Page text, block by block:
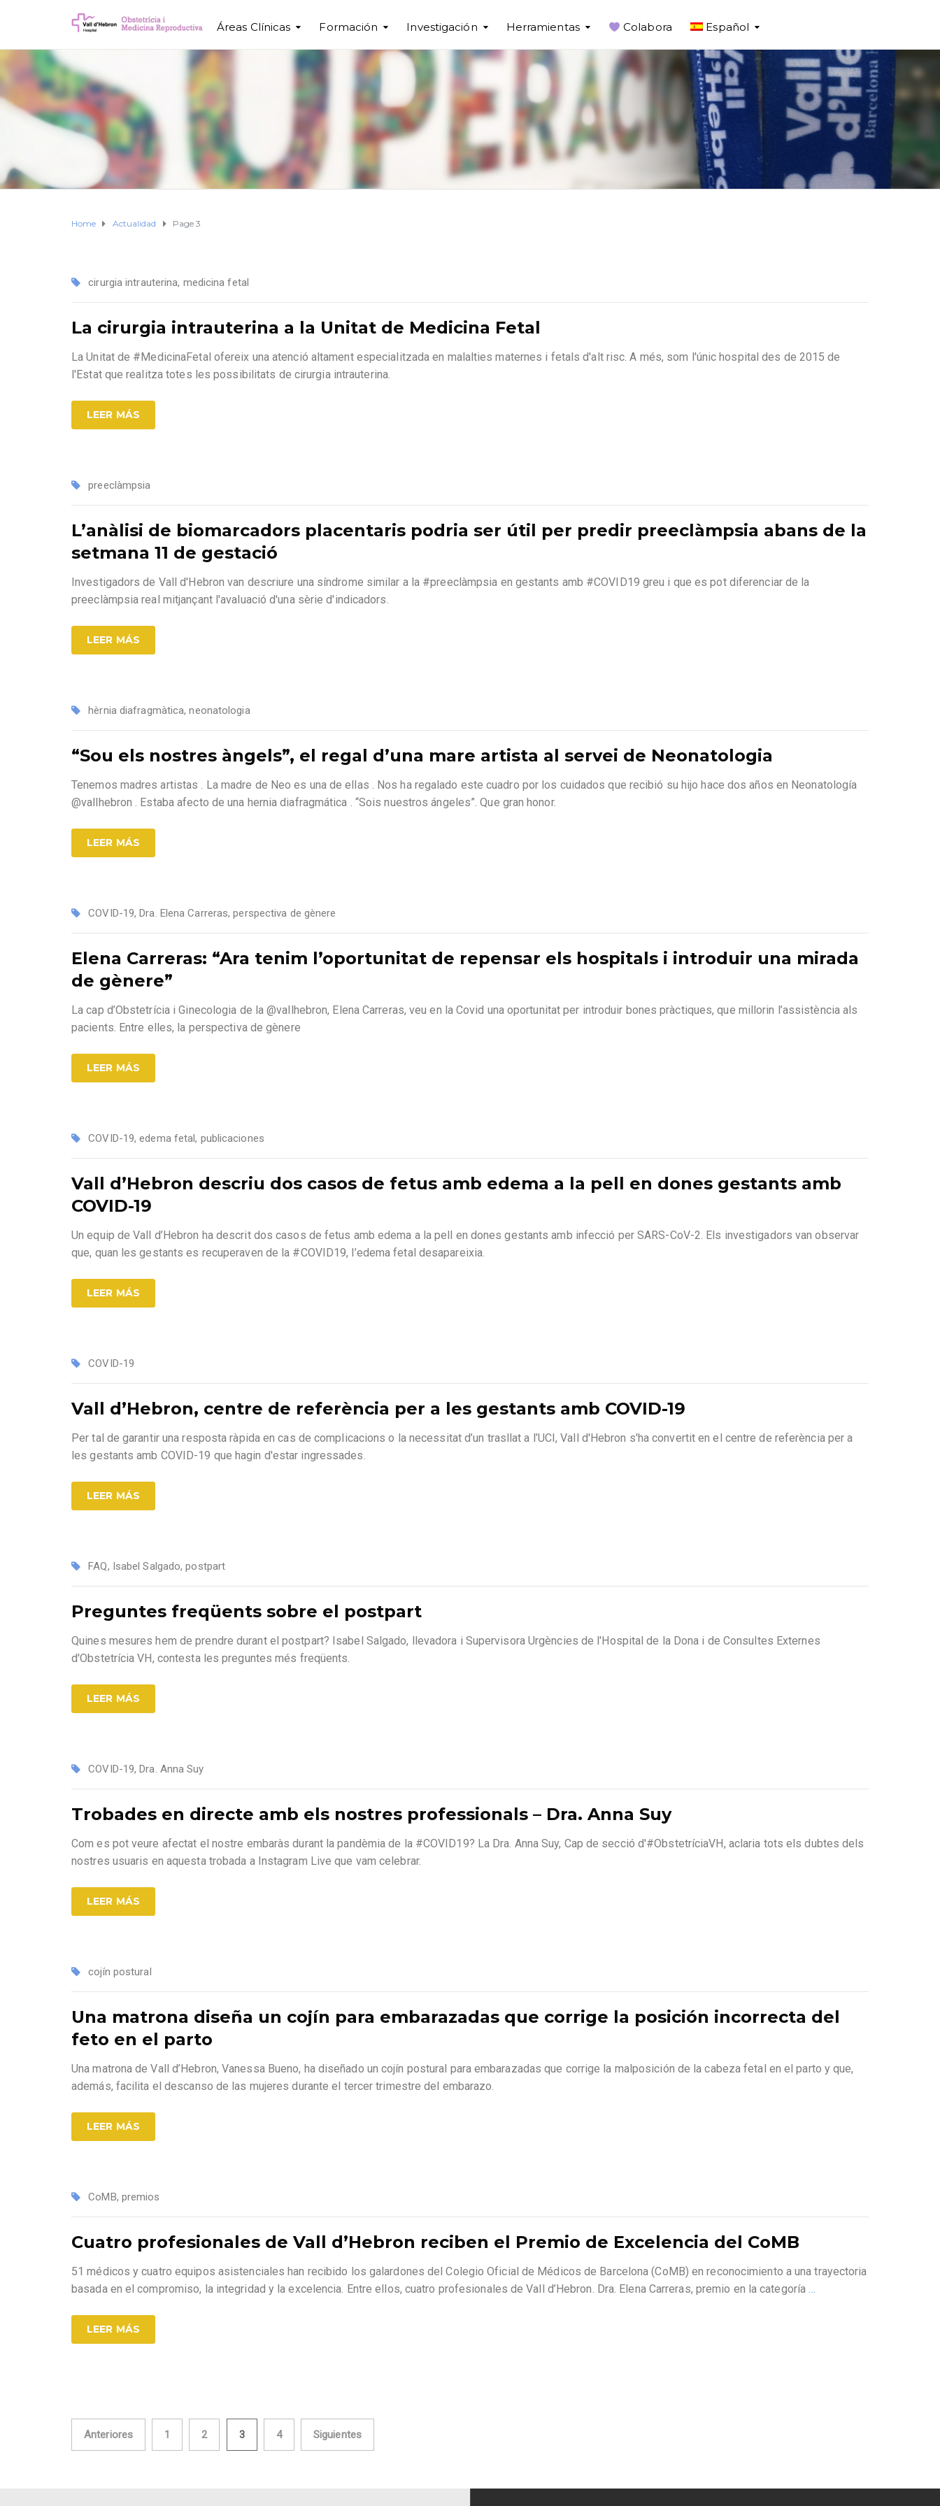
Áreas Clínicas Formación Investigación Herramientas Colabora Español
Home Actualidad Page 3
cirurgia intrauterina, medicina fetal
La cirurgia intrauterina a la Unitat de Medicina Fetal
La Unitat de #MedicinaFetal ofereix una atenció altament especialitzada en malalties maternes i fetals d'alt risc. A més, som l'únic hospital des de 2015 de
l'Estat que realitza totes les possibilitats de cirurgia intrauterina.
LEER MÁS
preeclàmpsia
L’anàlisi de biomarcadors placentaris podria ser útil per predir preeclàmpsia abans de la
setmana 11 de gestació
Investigadors de Vall d'Hebron van descriure una síndrome similar a la #preeclàmpsia en gestants amb #COVID19 greu i que es pot diferenciar de la
preeclàmpsia real mitjançant l'avaluació d'una sèrie d'indicadors.
LEER MÁS
hèrnia diafragmàtica,neonatologia
“Sou els nostres àngels”, el regal d’una mare artista al servei de Neonatologia
Tenemos madres artistas . La madre de Neo es una de ellas . Nos ha regalado este cuadro por los cuidados que recibió su hijo hace dos años en Neonatología
@vallhebron . Estaba afecto de una hernia diafragmática . “Sois nuestros ángeles”. Que gran honor.
LEER MÁS
COVID-19,Dra. Elena Carreras,perspectiva de gènere
Elena Carreras: “Ara tenim l’oportunitat de repensar els hospitals i introduir una mirada
de gènere”
La cap d’Obstetrícia i Ginecologia de la @vallhebron, Elena Carreras, veu en la Covid una oportunitat per introduir bones pràctiques, que millorin l’assistència als
pacients. Entre elles, la perspectiva de gènere
LEER MÁS
COVID-19,edema fetal, publicaciones
Vall d’Hebron descriu dos casos de fetus amb edema a la pell en dones gestants amb
COVID-19
Un equip de Vall d’Hebron ha descrit dos casos de fetus amb edema a la pell en dones gestants amb infecció per SARS-CoV-2. Els investigadors van observar
que, quan les gestants es recuperaven de la #COVID19, l’edema fetal desapareixia.⁣
LEER MÁS
COVID-19
Vall d’Hebron, centre de referència per a les gestants amb COVID-19
Per tal de garantir una resposta ràpida en cas de complicacions o la necessitat d’un trasllat a l’UCI, Vall d'Hebron s'ha convertit en el centre de referència per a
les gestants amb COVID-19 que hagin d'estar ingressades.
LEER MÁS
FAQ, Isabel Salgado,postpart
Preguntes freqüents sobre el postpart
Quines mesures hem de prendre durant el postpart? Isabel Salgado, llevadora i Supervisora Urgències de l'Hospital de la Dona i de Consultes Externes
d'Obstetrícia VH, contesta les preguntes més freqüents.
LEER MÁS
COVID-19,Dra. Anna Suy
Trobades en directe amb els nostres professionals – Dra. Anna Suy
Com es pot veure afectat el nostre embaràs durant la pandèmia de la #COVID19? La Dra. Anna Suy, Cap de secció d'#ObstetríciaVH, aclaria tots els dubtes dels
nostres usuaris en aquesta trobada a Instagram Live que vam celebrar.
LEER MÁS
cojín postural
Una matrona diseña un cojín para embarazadas que corrige la posición incorrecta del
feto en el parto
Una matrona de Vall d’Hebron, Vanessa Bueno, ha diseñado un cojín postural para embarazadas que corrige la malposición de la cabeza fetal en el parto y que,
además, facilita el descanso de las mujeres durante el tercer trimestre del embarazo.
LEER MÁS
CoMB, premios
Cuatro profesionales de Vall d’Hebron reciben el Premio de Excelencia del CoMB
51 médicos y cuatro equipos asistenciales han recibido los galardones del Colegio Oficial de Médicos de Barcelona (CoMB) en reconocimiento a una trayectoria
basada en el compromiso, la integridad y la excelencia. Entre ellos, cuatro profesionales de Vall d’Hebron. Dra. Elena Carreras, premio en la categoría
LEER MÁS
Paginación
Anteriores 1 2 3 4 Siguientes